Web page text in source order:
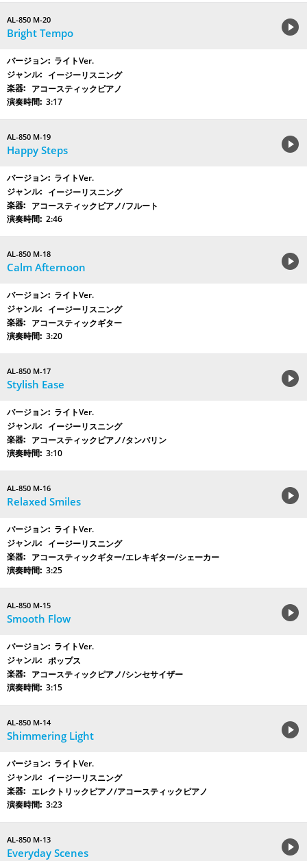
AL-850 M-20
Bright Tempo
ライトVer.
イージーリスニング
アコースティックピアノ
3:17
AL-850 M-19
Happy Steps
ライトVer.
イージーリスニング
アコースティックピアノ/フルート
2:46
AL-850 M-18
Calm Afternoon
ライトVer.
イージーリスニング
アコースティックギター
3:20
AL-850 M-17
Stylish Ease
ライトVer.
イージーリスニング
アコースティックピアノ/タンバリン
3:10
AL-850 M-16
Relaxed Smiles
ライトVer.
イージーリスニング
アコースティックギター/エレキギター/シェーカー
3:25
AL-850 M-15
Smooth Flow
ライトVer.
ポップス
アコースティックピアノ/シンセサイザー
3:15
AL-850 M-14
Shimmering Light
ライトVer.
イージーリスニング
エレクトリックピアノ/アコースティックピアノ
3:23
AL-850 M-13
Everyday Scenes